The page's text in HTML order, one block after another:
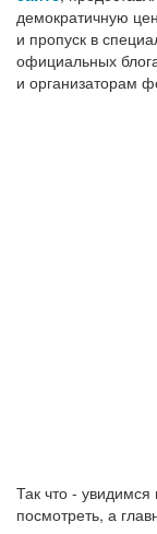
демократичную
и пропуск в
официальных
и организаторам
Так что -
посмотреть, а